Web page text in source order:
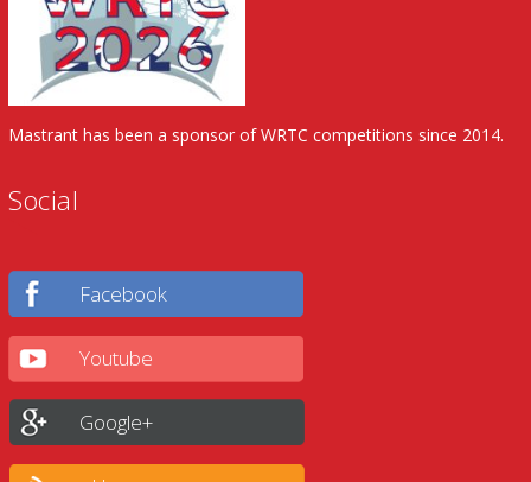
Mastrant has been a sponsor of WRTC competitions since 2014.
Social
Facebook
Youtube
Google+